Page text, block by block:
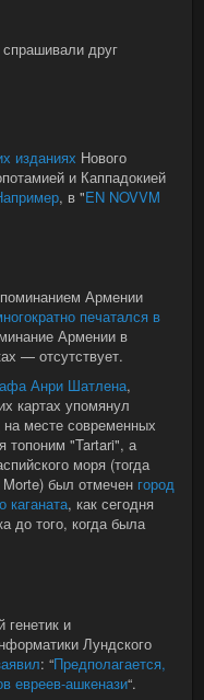
друг
изданиях Нового
и Каппадокией
, в "EN NOVVM
Армении
печатался в
Армении в
— отсутствует.
Анри Шатлена,
картах упомянул
на месте современных
топоним "Tartari", а
моря (тогда
был отмечен город
каганата, как сегодня
до того, когда была
генетик и
Лундского
: “Предполагается,
евреев-ашкенази“.